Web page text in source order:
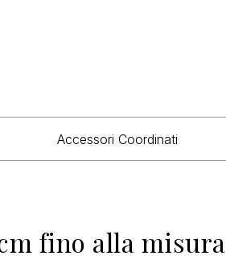
Accessori Coordinati
fino alla misura